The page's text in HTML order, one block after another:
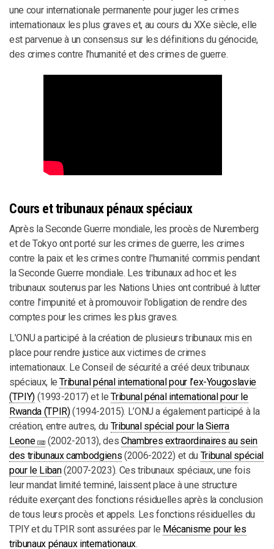
une cour internationale permanente pour juger les crimes
internationaux les plus graves et, au cours du XXe siècle, elle
est parvenue à un consensus sur les définitions du génocide,
des crimes contre l'humanité et des crimes de guerre.
Cours et tribunaux pénaux spéciaux
Après la Seconde Guerre mondiale, les procès de Nuremberg
et de Tokyo ont porté sur les crimes de guerre, les crimes
contre la paix et les crimes contre l'humanité commis pendant
la Seconde Guerre mondiale. Les tribunaux ad hoc et les
tribunaux soutenus par les Nations Unies ont contribué à lutter
contre l'impunité et à promouvoir l'obligation de rendre des
comptes pour les crimes les plus graves.
L’ONU a participé à la création de plusieurs tribunaux mis en
place pour rendre justice aux victimes de crimes
internationaux. Le Conseil de sécurité a créé deux tribunaux
spéciaux, leTribunal pénal international pour l’ex-Yougoslavie
(TPIY)(1993-2017) et leTribunal pénal international pour le
Rwanda (TPIR)(1994-2015). L’ONU a également participé à la
création, entre autres, du Tribunal spécial pour la Sierra
Leone
(2002-2013), des Chambres extraordinaires au sein
des tribunaux cambodgiens (2006-2022) et du Tribunal spécial
pour le Liban(2007-2023). Ces tribunaux spéciaux, une fois
leur mandat limité terminé, laissent place à une structure
réduite exerçant des fonctions résiduelles après la conclusion
de tous leurs procès et appels. Les fonctions résiduelles du
TPIY et du TPIR sont assurées par le Mécanisme pour les
tribunaux pénaux internationaux.